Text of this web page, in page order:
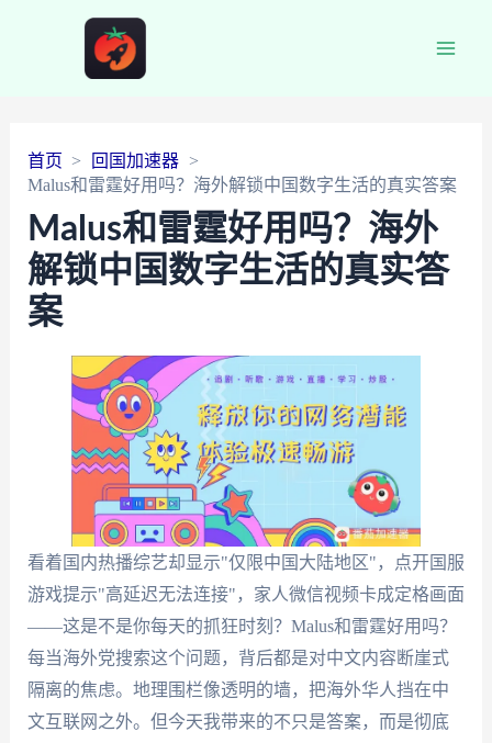
首页
回国加速器
Malus和雷霆好用吗？海外解锁中国数字生活的真实答案
Malus和雷霆好用吗？海外
解锁中国数字生活的真实答
案
看着国内热播综艺却显示"仅限中国大陆地区"，点开国服
游戏提示"高延迟无法连接"，家人微信视频卡成定格画面
——这是不是你每天的抓狂时刻？Malus和雷霆好用吗？
每当海外党搜索这个问题，背后都是对中文内容断崖式
隔离的焦虑。地理围栏像透明的墙，把海外华人挡在中
文互联网之外。但今天我带来的不只是答案，而是彻底